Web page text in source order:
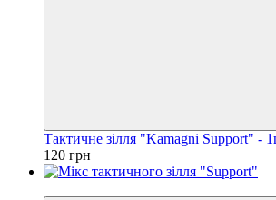
Тактичне зілля "Kamagni Support" -
120 грн